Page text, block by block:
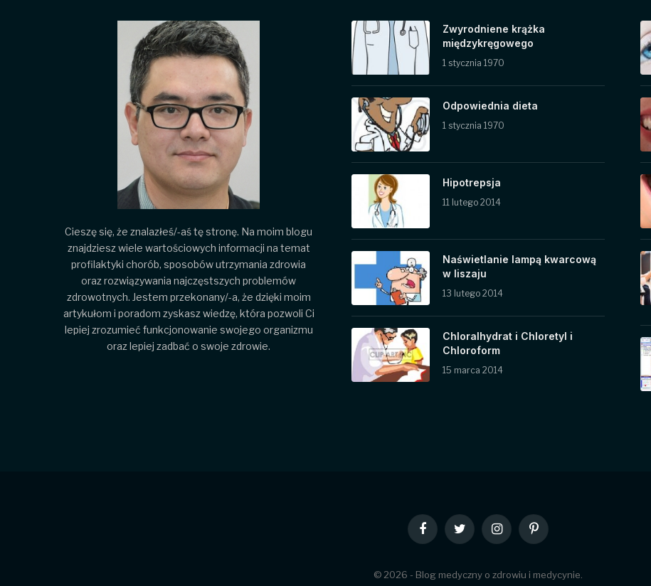
Cieszę się, że znalazłeś/-aś tę stronę. Na moim blogu
znajdziesz wiele wartościowych informacji na temat
profilaktyki chorób, sposobów utrzymania zdrowia
oraz rozwiązywania najczęstszych problemów
zdrowotnych. Jestem przekonany/-a, że dzięki moim
artykułom i poradom zyskasz wiedzę, która pozwoli Ci
lepiej zrozumieć funkcjonowanie swojego organizmu
oraz lepiej zadbać o swoje zdrowie.
Zwyrodniene krążka
międzykręgowego
1 stycznia 1970
Odpowiednia dieta
1 stycznia 1970
Hipotrepsja
11 lutego 2014
Naświetlanie lampą kwarcową
w liszaju
13 lutego 2014
Chloralhydrat i Chloretyl i
Chloroform
15 marca 2014
FacebookTwitter InstagramPinterest
© 2026 - Blog medyczny o zdrowiu i medycynie.